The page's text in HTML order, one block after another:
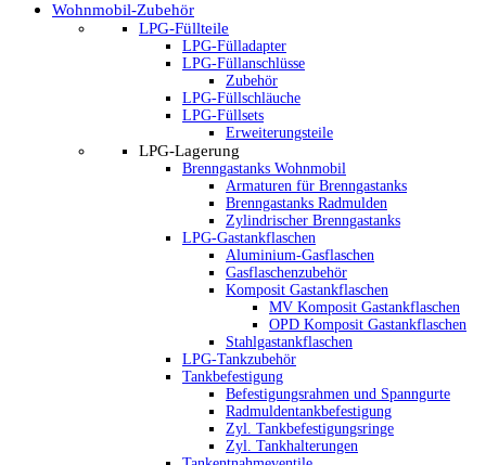
Wohnmobil-Zubehör
LPG-Füllteile
LPG-Fülladapter
LPG-Füllanschlüsse
Zubehör
LPG-Füllschläuche
LPG-Füllsets
Erweiterungsteile
LPG-Lagerung
Brenngastanks Wohnmobil
Armaturen für Brenngastanks
Brenngastanks Radmulden
Zylindrischer Brenngastanks
LPG-Gastankflaschen
Aluminium-Gasflaschen
Gasflaschenzubehör
Komposit Gastankflaschen
MV Komposit Gastankflaschen
OPD Komposit Gastankflaschen
Stahlgastankflaschen
LPG-Tankzubehör
Tankbefestigung
Befestigungsrahmen und Spanngurte
Radmuldentankbefestigung
Zyl. Tankbefestigungsringe
Zyl. Tankhalterungen